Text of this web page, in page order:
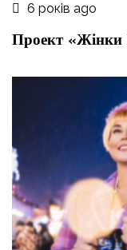
6 років ago
Проект «Жінки